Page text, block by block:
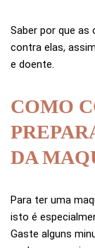
Saber por que as
contra elas,
e doente.
COMO
DA
Para ter uma
isto é
Gaste alguns